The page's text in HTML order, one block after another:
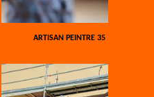
ARTISAN PEINTRE 35